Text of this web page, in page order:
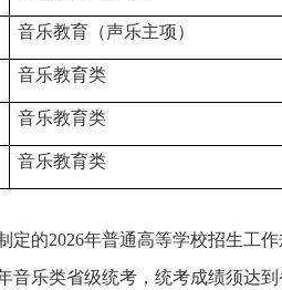
音乐教育（声乐主项）
音乐教育类
音乐教育类
音乐教育类
定的2026年普通高等学校招生工作
音乐类省级统考，统考成绩须达